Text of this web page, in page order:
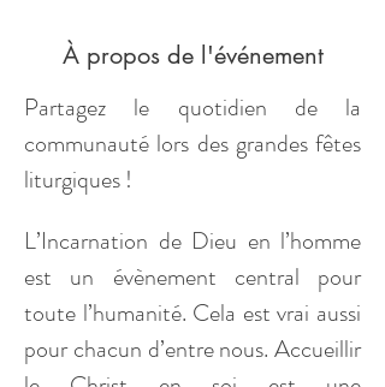
À propos de l'événement
Partagez le quotidien de la
communauté lors des grandes fêtes
liturgiques !
L’Incarnation de Dieu en l’homme
est un évènement central pour
toute l’humanité. Cela est vrai aussi
pour chacun d’entre nous. Accueillir